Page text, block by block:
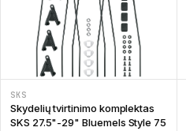
SKS
Skydelių tvirtinimo komplektas
SKS 27.5"-29" Bluemels Style 75